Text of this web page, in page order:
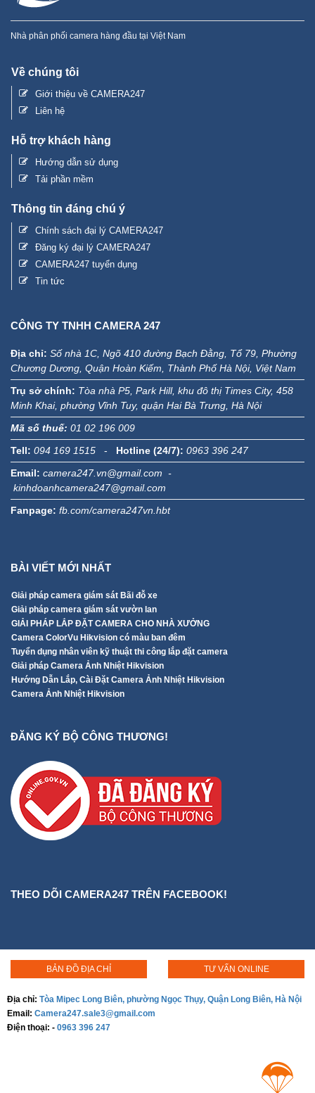
Nhà phân phối camera hàng đầu tại Việt Nam
Về chúng tôi
Giới thiệu về CAMERA247
Liên hệ
Hỗ trợ khách hàng
Hướng dẫn sử dụng
Tải phần mềm
Thông tin đáng chú ý
Chính sách đại lý CAMERA247
Đăng ký đại lý CAMERA247
CAMERA247 tuyển dụng
Tin tức
CÔNG TY TNHH CAMERA 247
Địa chỉ: Số nhà 1C, Ngõ 410 đường Bạch Đằng, Tổ 79, Phường
Chương Dương, Quận Hoàn Kiếm, Thành Phố Hà Nội, Việt Nam
Trụ sở chính: Tòa nhà P5, Park Hill, khu đô thị Times City, 458
Minh Khai, phường Vĩnh Tuy, quận Hai Bà Trưng, Hà Nội
Mã số thuế: 01 02 196 009
Tell: 094 169 1515 - Hotline (24/7): 0963 396 247
Email: camera247.vn@gmail.com -
kinhdoanhcamera247@gmail.com
Fanpage: fb.com/camera247vn.hbt
BÀI VIẾT MỚI NHẤT
Giải pháp camera giám sát Bãi đỗ xe
Giải pháp camera giám sát vườn lan
GIẢI PHÁP LẮP ĐẶT CAMERA CHO NHÀ XƯỞNG
Camera ColorVu Hikvision có màu ban đêm
Tuyển dụng nhân viên kỹ thuật thi công lắp đặt camera
Giải pháp Camera Ảnh Nhiệt Hikvision
Hướng Dẫn Lắp, Cài Đặt Camera Ảnh Nhiệt Hikvision
Camera Ảnh Nhiệt Hikvision
ĐĂNG KÝ BỘ CÔNG THƯƠNG!
THEO DÕI CAMERA247 TRÊN FACEBOOK!
BẢN ĐỒ ĐỊA CHỈ TƯ VẤN ONLINE
Địa chỉ: Tòa Mipec Long Biên, phường Ngọc Thụy, Quận Long Biên, Hà Nội
Email: Camera247.sale3@gmail.com
Điện thoại: - 0963 396 247